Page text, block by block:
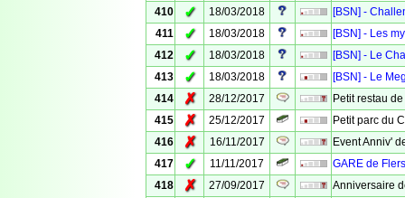
410
✓ 18/03/2018
[BSN] -
411
✓ 18/03/2018
[BSN] - Les
412
✓ 18/03/2018
[BSN] - Le
413
✓ 18/03/2018
[BSN] - Le
414
✗ 28/12/2017
Petit restau
415
✗ 25/12/2017
Petit parc du
416
✗ 16/11/2017
Event Anniv'
417
✓ 11/11/2017
GARE de Flers
418
✗ 27/09/2017
Anniversaire